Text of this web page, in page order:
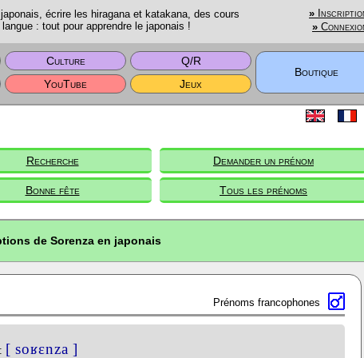
écrire les hiragana et katakana, des cours
langue : tout pour apprendre le japonais !
»
»
Culture
Q/R
Boutique
YouTube Jeux
Recherche Demander un prénom
Bonne fête Tous les prénoms
de Sorenza en japonais
Prénoms francophones
[ soʁɛnza ]